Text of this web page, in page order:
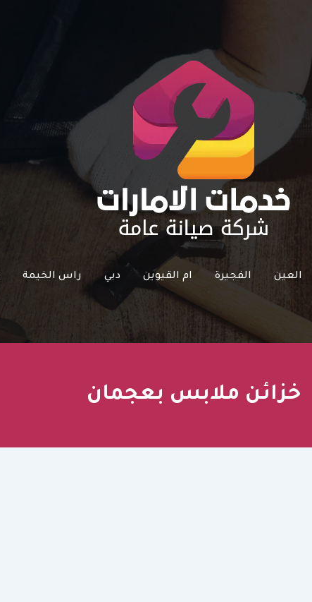
العين الفجيرة ام القيوين دبي راس الخيمة
خزائن ملابس بعجمان